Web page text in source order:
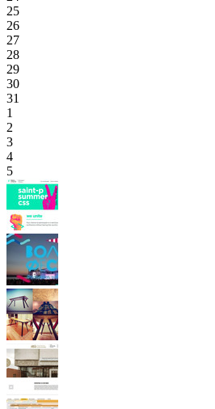
25
26
27
28
29
30
31
1
2
3
4
5